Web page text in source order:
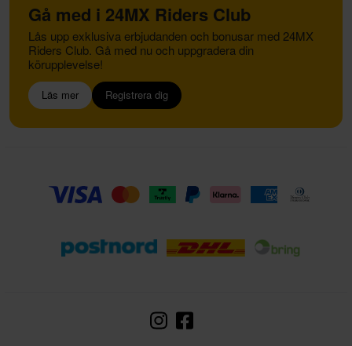
Gå med i 24MX Riders Club
Lås upp exklusiva erbjudanden och bonusar med 24MX
Riders Club. Gå med nu och uppgradera din
körupplevelse!
Läs mer Registrera dig